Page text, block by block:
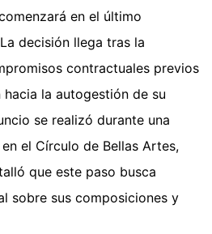
en el último
decisión llega tras la
contractuales previos
la autogestión de su
se realizó durante una
el Círculo de Bellas Artes,
que este paso busca
sobre sus composiciones y